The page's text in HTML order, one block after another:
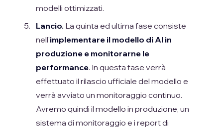
modelli ottimizzati.
Lancio. La quinta ed ultima fase consiste
nell'implementare il modello di AI in
produzione e monitorarne le
performance. In questa fase verrà
effettuato il rilascio ufficiale del modello e
verrà avviato un monitoraggio continuo.
Avremo quindi il modello in produzione, un
sistema di monitoraggio e i report di